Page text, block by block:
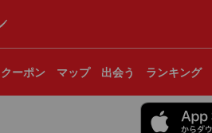
クーポン マップ 出会う ランキング